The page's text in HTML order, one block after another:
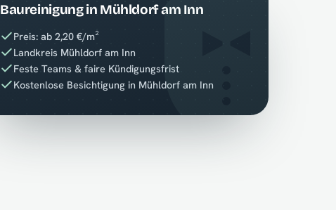
Baureinigung in Mühldorf am Inn
Preis: ab 2,20 €/m²
Landkreis Mühldorf am Inn
Feste Teams & faire Kündigungsfrist
Kostenlose Besichtigung in Mühldorf am Inn